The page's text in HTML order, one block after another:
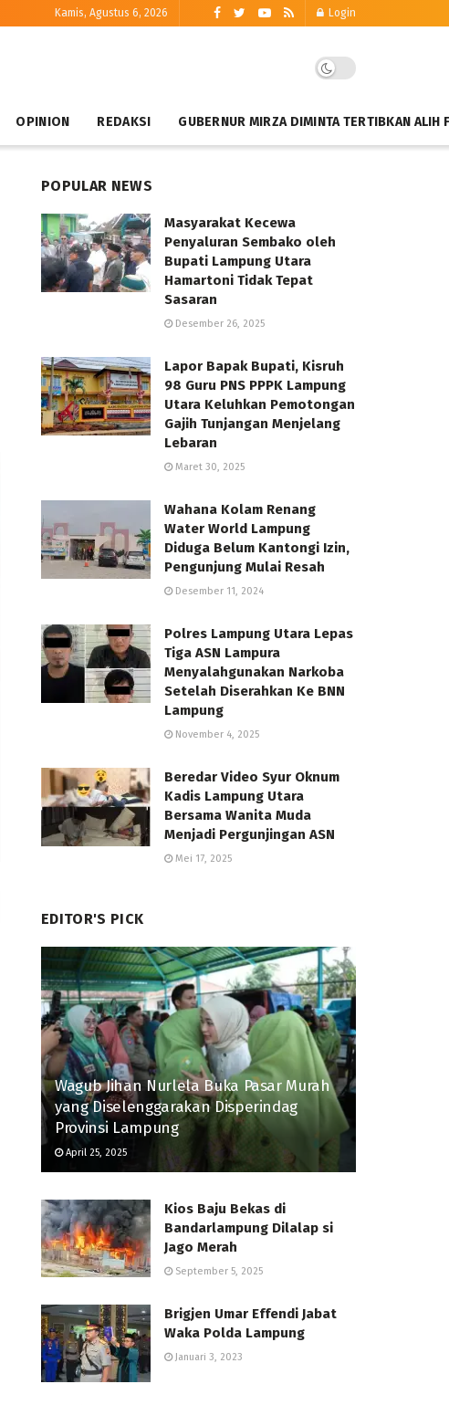
Kamis, Agustus 6, 2026 Login
OPINION REDAKSI GUBERNUR MIRZA DIMINTA TERTIBKAN ALIH
POPULAR NEWS
Masyarakat Kecewa
Penyaluran Sembako oleh
Bupati Lampung Utara
Hamartoni Tidak Tepat
Sasaran
Desember 26, 2025
Lapor Bapak Bupati, Kisruh
98 Guru PNS PPPK Lampung
Utara Keluhkan Pemotongan
Gajih Tunjangan Menjelang
Lebaran
Maret 30, 2025
Wahana Kolam Renang
Water World Lampung
Diduga Belum Kantongi Izin,
Pengunjung Mulai Resah
Desember 11, 2024
Polres Lampung Utara Lepas
Tiga ASN Lampura
Menyalahgunakan Narkoba
Setelah Diserahkan Ke BNN
Lampung
November 4, 2025
Beredar Video Syur Oknum
Kadis Lampung Utara
Bersama Wanita Muda
Menjadi Pergunjingan ASN
Mei 17, 2025
EDITOR'S PICK
Wagub Jihan Nurlela Buka Pasar Murah
yang Diselenggarakan Disperindag
Provinsi Lampung
April 25, 2025
Kios Baju Bekas di
Bandarlampung Dilalap si
Jago Merah
September 5, 2025
Brigjen Umar Effendi Jabat
Waka Polda Lampung
Januari 3, 2023